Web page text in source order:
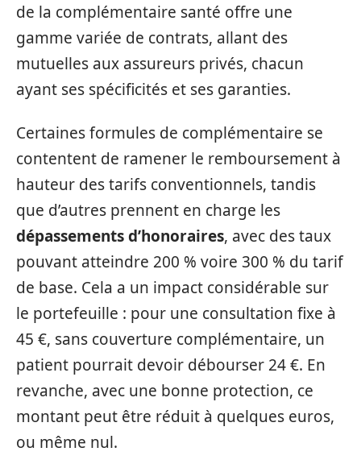
de la complémentaire santé offre une
gamme variée de contrats, allant des
mutuelles aux assureurs privés, chacun
ayant ses spécificités et ses garanties.
Certaines formules de complémentaire se
contentent de ramener le remboursement à
hauteur des tarifs conventionnels, tandis
que d’autres prennent en charge les
dépassements d’honoraires, avec des taux
pouvant atteindre 200 % voire 300 % du tarif
de base. Cela a un impact considérable sur
le portefeuille : pour une consultation fixe à
45 €, sans couverture complémentaire, un
patient pourrait devoir débourser 24 €. En
revanche, avec une bonne protection, ce
montant peut être réduit à quelques euros,
ou même nul.